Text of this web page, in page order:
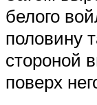
белого
половину
стороной
поверх